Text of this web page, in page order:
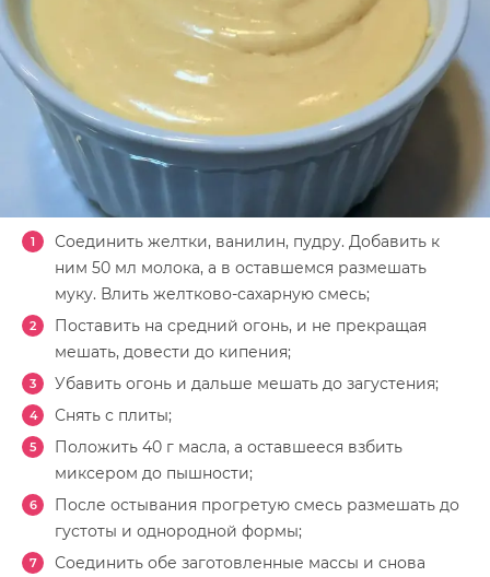
Соединить желтки, ванилин, пудру. Добавить к
ним 50 мл молока, а в оставшемся размешать
муку. Влить желтково-сахарную смесь;
Поставить на средний огонь, и не прекращая
мешать, довести до кипения;
Убавить огонь и дальше мешать до загустения;
Снять с плиты;
Положить 40 г масла, а оставшееся взбить
миксером до пышности;
После остывания прогретую смесь размешать до
густоты и однородной формы;
Соединить обе заготовленные массы и снова